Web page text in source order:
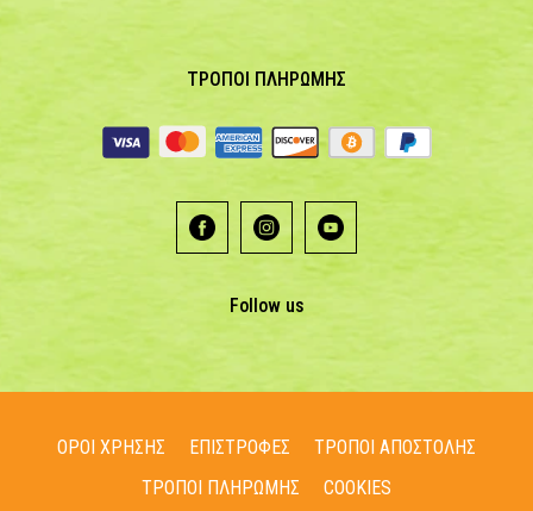
ΤΡΟΠΟΙ ΠΛΗΡΩΜΗΣ
Follow us
ΟΡΟΙ ΧΡΗΣΗΣ ΕΠΙΣΤΡΟΦΕΣ
ΤΡΟΠΟΙ ΑΠΟΣΤΟΛΗΣ
ΤΡΟΠΟΙ ΠΛΗΡΩΜΗΣ
COOKIES